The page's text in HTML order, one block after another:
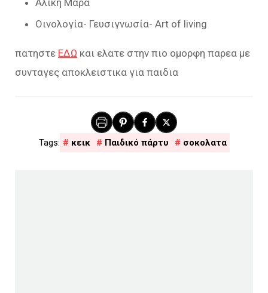
Οινολογία- Γευσιγνωσία- Art of living
πατηστε ΕΔΩ και ελατε στην πιο ομορφη παρεα με
συνταγες αποκλειστικα για παιδια
κεικ Παιδικό πάρτυ σοκολατα